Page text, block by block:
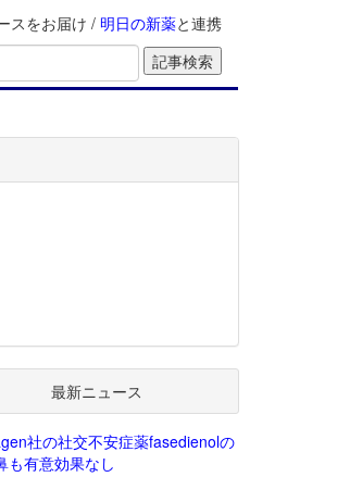
スをお届け / 明日の新薬と連携
最新ニュース
社の社交不安症薬fasedienolの
も有意効果なし